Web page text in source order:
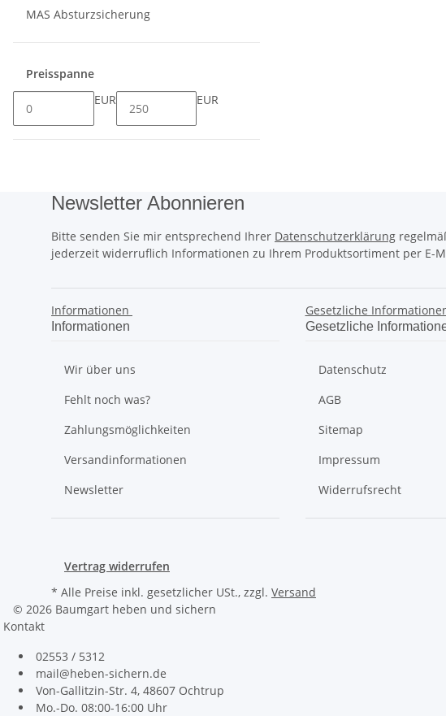
MAS Absturzsicherung
Preisspanne
EUR
EUR
Newsletter Abonnieren
Bitte senden Sie mir entsprechend Ihrer Datenschutzerklärung
jederzeit widerruflich Informationen zu Ihrem Produktsortiment per E-
Informationen
Informationen
Wir über uns
Fehlt noch was?
Zahlungsmöglichkeiten
Versandinformationen
Newsletter
Gesetzliche
Gesetzliche
Datenschutz
AGB
Sitemap
Impressum
Widerrufsrecht
Vertrag widerrufen
* Alle Preise inkl. gesetzlicher USt., zzgl. Versand
© 2026 Baumgart heben und sichern
Kontakt
02553 / 5312
mail@heben-sichern.de
Von-Gallitzin-Str. 4, 48607 Ochtrup
Mo.-Do. 08:00-16:00 Uhr